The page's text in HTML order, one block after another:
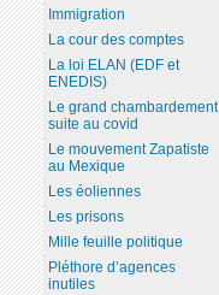
Immigration
La cour des comptes
La loi ELAN (EDF et
ENEDIS)
Le grand chambardement
suite au covid
Le mouvement Zapatiste
au Mexique
Les éoliennes
Les prisons
Mille feuille politique
Pléthore d’agences
inutiles